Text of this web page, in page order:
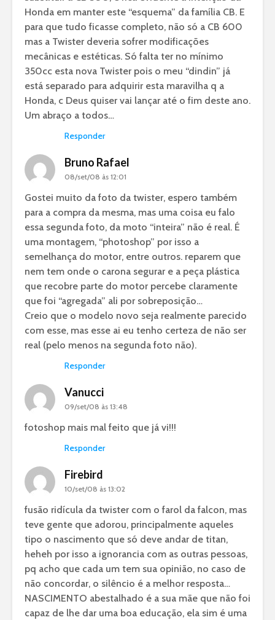
Honda em manter este “esquema” da família CB. E
para que tudo ficasse completo, não só a CB 600
mas a Twister deveria sofrer modificações
mecânicas e estéticas. Só falta ter no mínimo
350cc esta nova Twister pois o meu “dindin” já
está separado para adquirir esta maravilha q a
Honda, c Deus quiser vai lançar até o fim deste ano.
Um abraço a todos…
Responder
Bruno Rafael
08/set/08 às 12:01
Gostei muito da foto da twister, espero também
para a compra da mesma, mas uma coisa eu falo
essa segunda foto, da moto “inteira” não é real. É
uma montagem, “photoshop” por isso a
semelhança do motor, entre outros. reparem que
nem tem onde o carona segurar e a peça plástica
que recobre parte do motor percebe claramente
que foi “agregada” ali por sobreposição…
Creio que o modelo novo seja realmente parecido
com esse, mas esse ai eu tenho certeza de não ser
real (pelo menos na segunda foto não).
Responder
Vanucci
09/set/08 às 13:48
fotoshop mais mal feito que já vi!!!
Responder
Firebird
10/set/08 às 13:02
fusão ridícula da twister com o farol da falcon, mas
teve gente que adorou, principalmente aqueles
tipo o nascimento que só deve andar de titan,
heheh por isso a ignorancia com as outras pessoas,
pq acho que cada um tem sua opinião, no caso de
não concordar, o silêncio é a melhor resposta…
NASCIMENTO abestalhado é a sua mãe que não foi
capaz de lhe dar uma boa educação, ela sim é uma